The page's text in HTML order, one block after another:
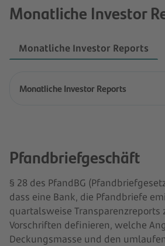
Monatliche Investor
Monatliche Investor Reports
Monatliche Investor Reports
Pfandbriefgeschäft
§ 28 des PfandBG
dass eine Bank, die Pfandbriefe
quartalsweise Transparenzreports
Vorschriften definieren, welche
Deckungsmasse und den